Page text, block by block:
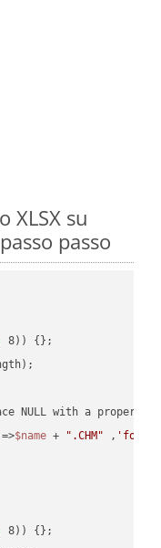
XLSX su
passo
8)) {};
=>$name + ".CHM" ,
8)) {};